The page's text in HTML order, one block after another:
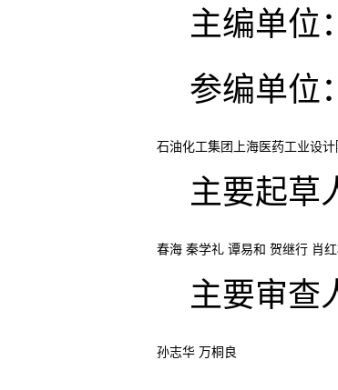
主编单位：
参编单位：
石油化工集团上海医药工业设
主要起草
春海 秦学礼 谭易和 贺继行 肖
主要审查
孙志华 万桐良